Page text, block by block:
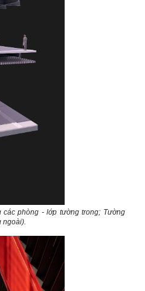
phòng - lớp tường trong; Tường
ngoài).